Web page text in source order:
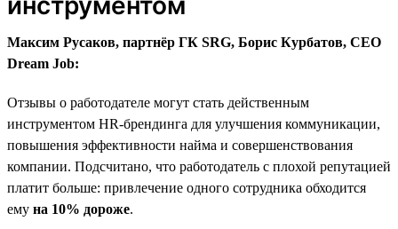
Максим Русаков, партнёр ГК SRG, Борис Курбатов, CEO
Dream Job:
Отзывы о работодателе могут стать действенным
инструментом HR-брендинга для улучшения коммуникации,
повышения эффективности найма и совершенствования
компании. Подсчитано, что работодатель с плохой репутацией
платит больше: привлечение одного сотрудника обходится
ему на 10% дороже.